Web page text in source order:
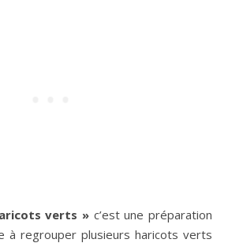
verts » c’est une préparation
à regrouper plusieurs haricots verts